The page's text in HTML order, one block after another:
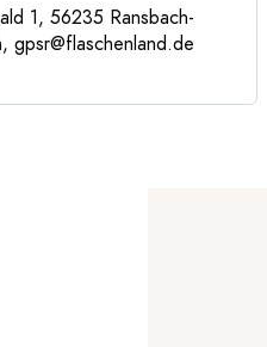
1, 56235 Ransbach-
gpsr@flaschenland.de